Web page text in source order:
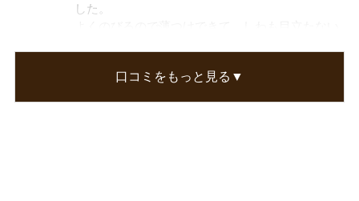
した。
色味の違いが購入時にわかりにくかったので、星
口コミをもっと見る▼